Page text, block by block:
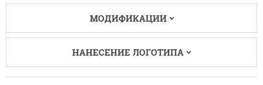
МОДИФИКАЦИИ
НАНЕСЕНИЕ ЛОГОТИПА